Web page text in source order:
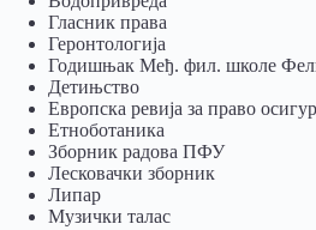
Гласник права
Геронтологија
Годишњак Међ. фил. школе
Детињство
Европска ревија за право
Eтноботаника
Зборник радова ПФУ
Лесковачки зборник
Липар
Музички талас